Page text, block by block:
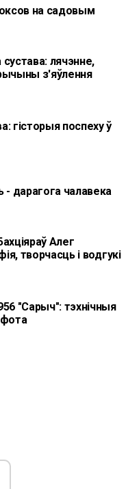
на садовым
лячэнне,
з'яўлення
гісторыя поспеху ў
- дарагога чалавека
Алег
творчасць і водгукі
"Сарыч": тэхнічныя
фота